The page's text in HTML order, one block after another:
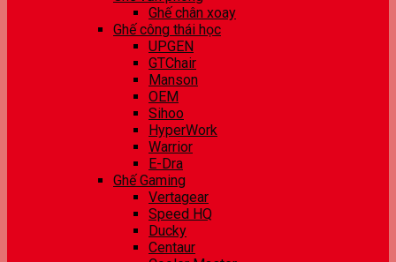
Ghế chân xoay
Ghế công thái học
UPGEN
GTChair
Manson
OEM
Sihoo
HyperWork
Warrior
E-Dra
Ghế Gaming
Vertagear
Speed HQ
Ducky
Centaur